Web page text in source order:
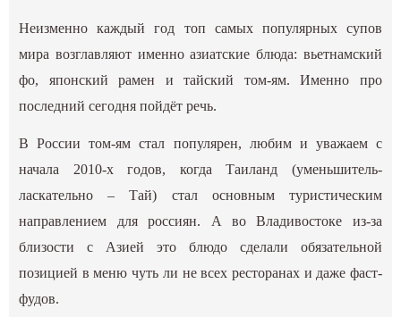
ГИД
Неизменно каждый год топ самых популярных супов
мира возглавляют именно азиатские блюда: вьетнамский
фо, японский рамен и тайский том-ям. Именно про
последний сегодня пойдёт речь.
В России том-ям стал популярен, любим и уважаем с
начала 2010-х годов, когда Таиланд (уменьшитель-
ласкательно – Тай) стал основным туристическим
направлением для россиян. А во Владивостоке из-за
близости с Азией это блюдо сделали обязательной
позицией в меню чуть ли не всех ресторанах и даже фаст-
фудов.